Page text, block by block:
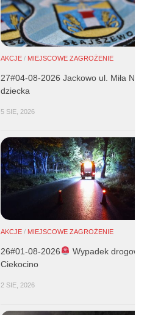
AKCJE / MIEJSCOWE ZAGROŻENIE
27#04-08-2026 Jackowo ul. Miła
dziecka
5 SIE, 2026
AKCJE / MIEJSCOWE ZAGROŻENIE
26#01-08-2026
Wypadek drogowy
Ciekocino
2 SIE, 2026